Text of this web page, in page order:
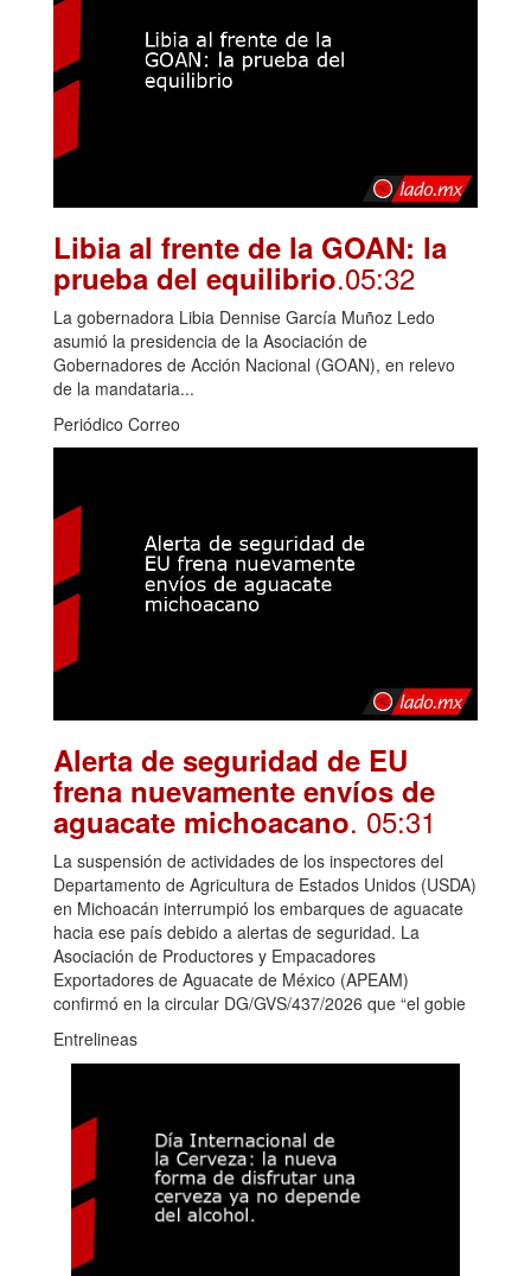
Libia al frente de la GOAN: la
prueba del equilibrio.05:32
La gobernadora Libia Dennise García Muñoz Ledo
asumió la presidencia de la Asociación de
Gobernadores de Acción Nacional (GOAN), en relevo
de la mandataria...
Periódico Correo
Alerta de seguridad de EU
frena nuevamente envíos de
aguacate michoacano. 05:31
La suspensión de actividades de los inspectores del
Departamento de Agricultura de Estados Unidos (USDA)
en Michoacán interrumpió los embarques de aguacate
hacia ese país debido a alertas de seguridad. La
Asociación de Productores y Empacadores
Exportadores de Aguacate de México (APEAM)
confirmó en la circular DG/GVS/437/2026 que “el gobie
Entrelineas